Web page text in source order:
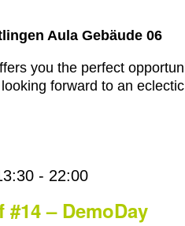
Aula Gebäude 06
you the perfect
forward to an
– DemoDay
- 22:00